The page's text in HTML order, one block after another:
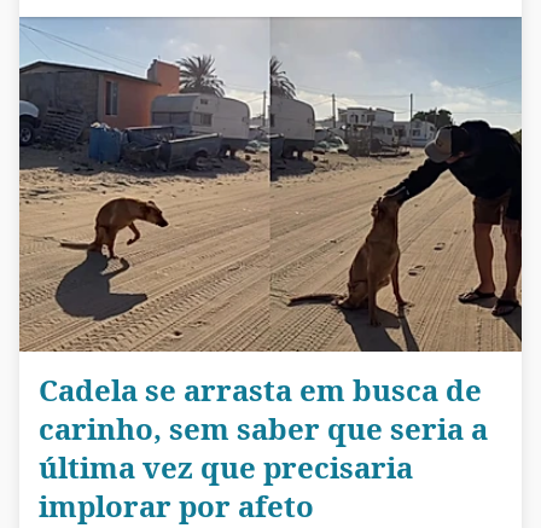
Cadela se arrasta em busca de
carinho, sem saber que seria a
última vez que precisaria
implorar por afeto